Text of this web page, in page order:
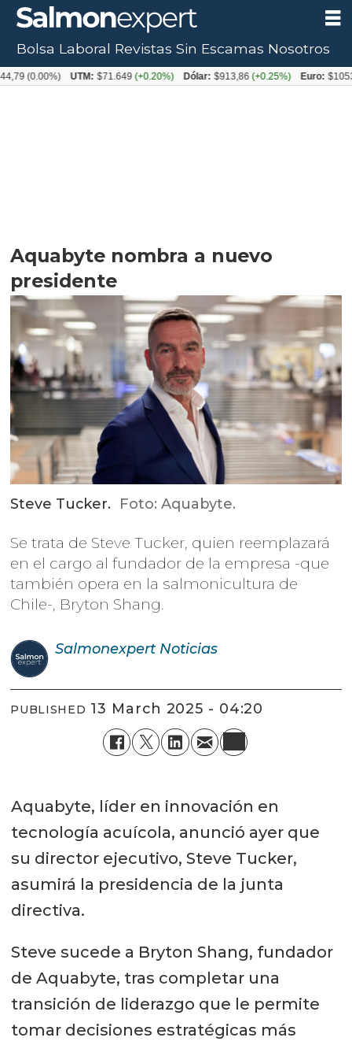
Aquabyte nombra a nuevo
presidente
Steve Tucker. Foto: Aquabyte.
Se trata de Steve Tucker, quien reemplazará
en el cargo al fundador de la empresa -que
también opera en la salmonicultura de
Chile-, Bryton Shang.
Salmonexpert Noticias
PUBLISHED 13 March 2025 - 04:20
Aquabyte, líder en innovación en
tecnología acuícola, anunció ayer que
su director ejecutivo, Steve Tucker,
asumirá la presidencia de la junta
directiva.
Steve sucede a Bryton Shang, fundador
de Aquabyte, tras completar una
transición de liderazgo que le permite
tomar decisiones estratégicas más
Bolsa Laboral Revistas Sin Escamas Nosotros
UTM: $71.649(+0.20%) Dólar: $913,86(+0.25%) Euro: $1053,08(-